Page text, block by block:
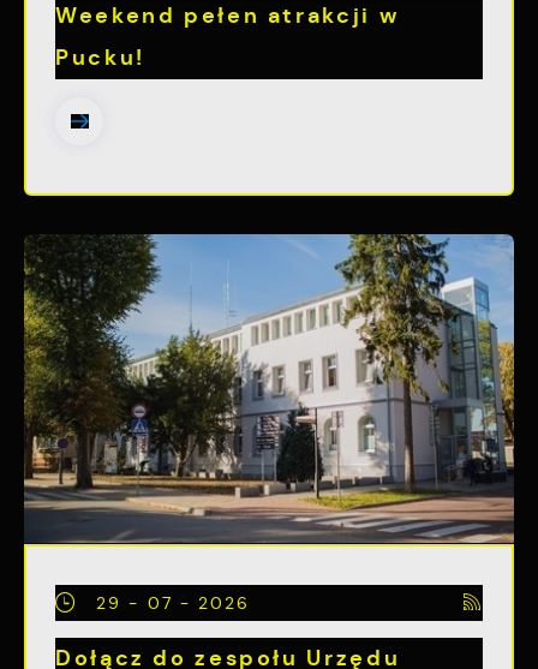
Weekend pełen atrakcji w
Pucku!
29 - 07 - 2026
Dołącz do zespołu Urzędu